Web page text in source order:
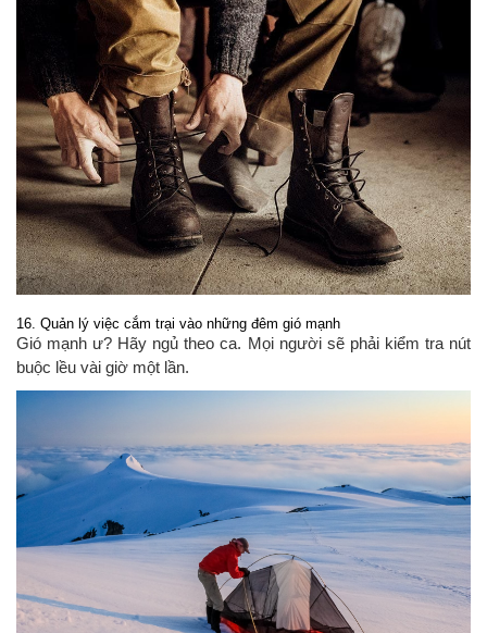
16. Quản lý việc cắm trại vào những đêm gió mạnh
Gió mạnh ư? Hãy ngủ theo ca. Mọi người sẽ phải kiểm tra nút
buộc lều vài giờ một lần.